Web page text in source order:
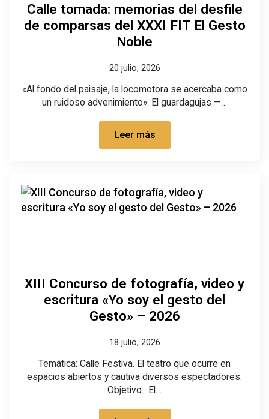
Calle tomada: memorias del desfile
de comparsas del XXXI FIT El Gesto
Noble
20 julio, 2026
«Al fondo del paisaje, la locomotora se acercaba como
un ruidoso advenimiento». El guardagujas —…
Leer más
XIII Concurso de fotografía, video y
escritura «Yo soy el gesto del
Gesto» – 2026
18 julio, 2026
Temática: Calle Festiva. El teatro que ocurre en
espacios abiertos y cautiva diversos espectadores.
Objetivo: El…